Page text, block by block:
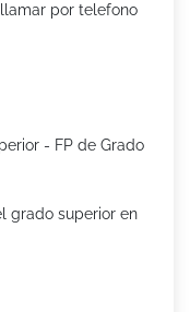
por telefono
- FP de Grado
grado superior en